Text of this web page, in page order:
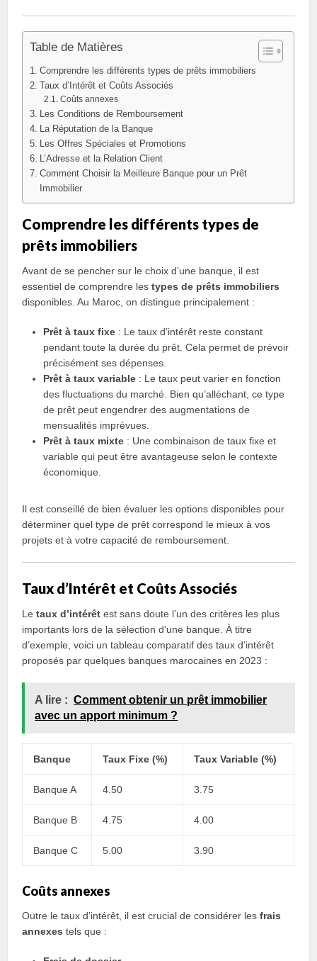
Table de Matières
Comprendre les différents types de prêts immobiliers
Taux d’Intérêt et Coûts Associés
Coûts annexes
Les Conditions de Remboursement
La Réputation de la Banque
Les Offres Spéciales et Promotions
L’Adresse et la Relation Client
Comment Choisir la Meilleure Banque pour un Prêt
Immobilier
Comprendre les différents types de
prêts immobiliers
Avant de se pencher sur le choix d’une banque, il est
essentiel de comprendre lestypes de prêts immobiliers
disponibles. Au Maroc, on distingue principalement :
Prêt à taux fixe : Le taux d’intérêt reste constant
pendant toute la durée du prêt. Cela permet de prévoir
précisément ses dépenses.
Prêt à taux variable : Le taux peut varier en fonction
des fluctuations du marché. Bien qu’alléchant, ce type
de prêt peut engendrer des augmentations de
mensualités imprévues.
Prêt à taux mixte : Une combinaison de taux fixe et
variable qui peut être avantageuse selon le contexte
économique.
Il est conseillé de bien évaluer les options disponibles pour
déterminer quel type de prêt correspond le mieux à vos
projets et à votre capacité de remboursement.
Taux d’Intérêt et Coûts Associés
Letaux d’intérêt est sans doute l’un des critères les plus
importants lors de la sélection d’une banque. À titre
d’exemple, voici un tableau comparatif des taux d’intérêt
proposés par quelques banques marocaines en 2023 :
A lire : Comment obtenir un prêt immobilier
avec un apport minimum ?
Banque Taux Fixe (%) Taux Variable (%)
Banque A 4.50 3.75
Banque B 4.75 4.00
Banque C 5.00 3.90
Coûts annexes
Outre le taux d’intérêt, il est crucial de considérer lesfrais
annexes tels que :